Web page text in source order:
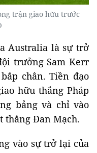
trận giao hữu trước
Australia là sự trở
trưởng Sam Kerr
chân. Tiền đạo
hữu thắng Pháp
bảng và chỉ vào
thắng Đan Mạch.
vào sự trở lại của